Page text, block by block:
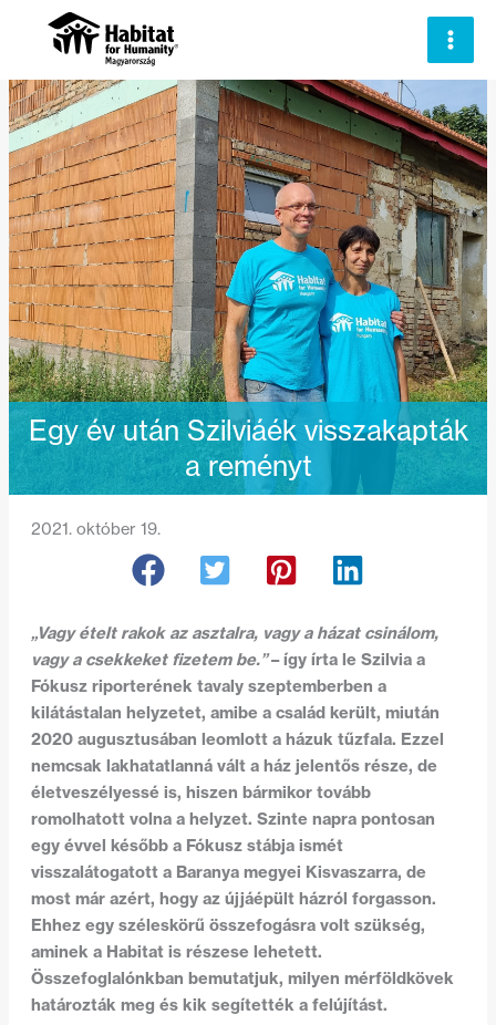
Egy év után Szilviáék visszakapták
a reményt
2021. október 19.
„Vagy ételt rakok az asztalra, vagy a házat csinálom,
vagy a csekkeket fizetem be.”– így írta le Szilvia a
Fókusz riporterének tavaly szeptemberben a
kilátástalan helyzetet, amibe a család került, miután
2020 augusztusában leomlott a házuk tűzfala. Ezzel
nemcsak lakhatatlanná vált a ház jelentős része, de
életveszélyessé is, hiszen bármikor tovább
romolhatott volna a helyzet. Szinte napra pontosan
egy évvel később a Fókusz stábja ismét
visszalátogatott a Baranya megyei Kisvaszarra, de
most már azért, hogy az újjáépült házról forgasson.
Ehhez egy széleskörű összefogásra volt szükség,
aminek a Habitat is részese lehetett.
Összefoglalónkban bemutatjuk, milyen mérföldkövek
határozták meg és kik segítették a felújítást.